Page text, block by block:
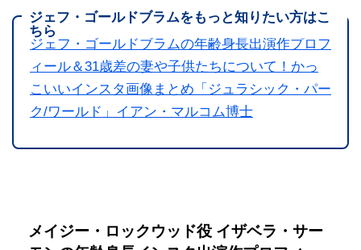
ジェフ・ゴールドブラムをもっと知りたい方はこ
ちら
ジェフ・ゴールドブラムの年齢身長出演作プロフ
ィール＆31歳差の妻や子供たちについて！かっ
こいいインスタ画像まとめ「ジュラシック・パー
ク/ワールド」イアン・マルコム博士
メイジー・ロックウッド役 イザベラ・サー